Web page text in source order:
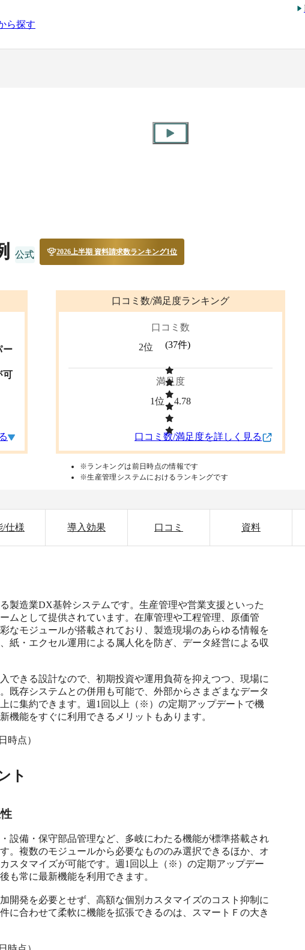
ら探す
2026上半期 資料請求数ランキング1位
ー
可
口コミ数/満足度ランキング
口コミ数
2位
(37件)
満足度
1位
4.78
口コミ数/満足度を詳しく見る
※ランキングは前日時点の情報です
※生産管理システムにおけるランキングです
/仕様 導入効果 口コミ 資料
製造業DX基幹システムです。生産管理や営業支援といった
ムとして提供されています。在庫管理や工程管理、原価管
なモジュールが搭載されており、製造現場のあらゆる情報を
紙・エクセル運用による属人化を防ぎ、データ経営による収
できる設計なので、初期投資や運用負荷を抑えつつ、現場に
既存システムとの併用も可能で、外部からさまざまなデータ
に集約できます。週1回以上（※）の定期アップデートで機
機能をすぐに利用できるメリットもあります。
時点）
ト
設備・保守部品管理など、多岐にわたる機能が標準搭載され
。複数のモジュールから必要なもののみ選択できるほか、オ
スタマイズが可能です。週1回以上（※）の定期アップデー
も常に最新機能を利用できます。
開発を必要とせず、高額な個別カスタマイズのコスト抑制に
に合わせて柔軟に機能を拡張できるのは、スマートＦの大き